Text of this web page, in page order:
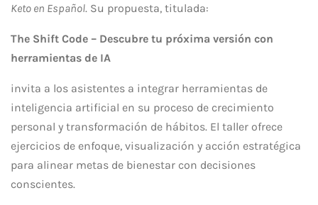
Keto en Español. Su propuesta, titulada:
The Shift Code – Descubre tu próxima versión con
herramientas de IA
invita a los asistentes a integrar herramientas de
inteligencia artificial en su proceso de crecimiento
personal y transformación de hábitos. El taller ofrece
ejercicios de enfoque, visualización y acción estratégica
para alinear metas de bienestar con decisiones
conscientes.